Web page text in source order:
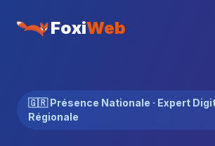
FoxiWeb
🇬🇷 Présence Nationale · Expert
Régionale